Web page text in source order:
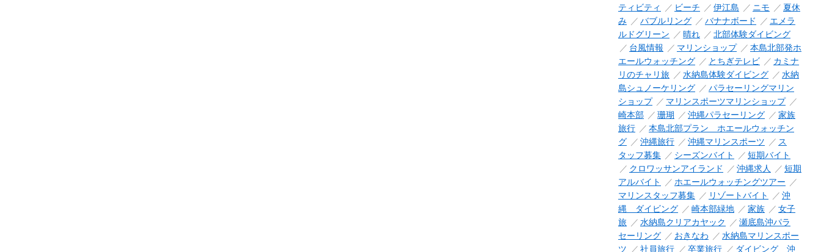
ティビティ
ビーチ 伊江島 ニモ
夏休
み
バブルリング バナナボード
エメラ
ルドグリーン
晴れ
北部体験ダイビング
台風情報
マリンショップ
本島北部発ホ
エールウォッチング
とちぎテレビ
カミナ
リのチャリ旅
水納島体験ダイビング
水納
島シュノーケリング
パラセーリングマリン
ショップ
マリンスポーツマリンショップ
崎本部
珊瑚 沖縄パラセーリング
家族
旅行
本島北部プラン ホエールウォッチン
グ
沖縄旅行 沖縄マリンスポーツ
ス
タッフ募集
シーズンバイト
短期バイト
クロワッサンアイランド
沖縄求人
短期
アルバイト
ホエールウォッチングツアー
マリンスタッフ募集
リゾートバイト
沖
縄 ダイビング
崎本部緑地 家族
女子
旅
水納島クリアカヤック
瀬底島沖パラ
セーリング
おきなわ
水納島マリンスポー
ツ
社員旅行 卒業旅行 ダイビング 沖